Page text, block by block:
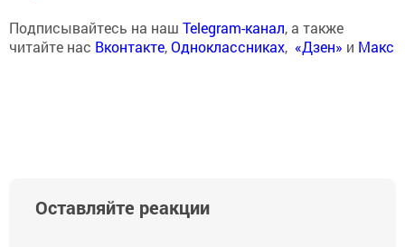
Подписывайтесь на наш Telegram-канал, а также
читайте нас Вконтакте,Одноклассниках, «Дзен» и Макс
Оставляйте реакции